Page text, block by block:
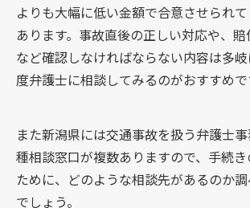
よりも大幅に低い金額で合意させられ
あります。事故直後の正しい対応や、
など確認しなければならない内容は多
度弁護士に相談してみるのがおすすめで
また新潟県には交通事故を扱う弁護士
種相談窓口が複数ありますので、手続
ために、どのような相談先があるのか
でしょう。